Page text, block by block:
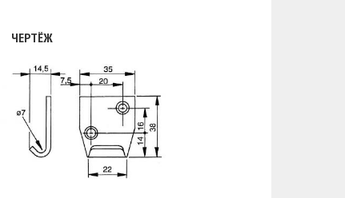
ЧЕРТЁЖ